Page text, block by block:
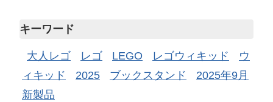
キーワード
大人レゴ レゴ LEGO レゴウィキッド
ウ
ィキッド
2025 ブックスタンド
2025年9月
新製品